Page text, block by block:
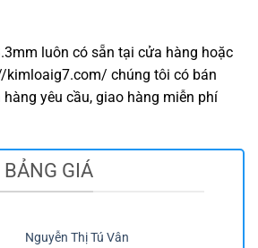
luôn có sẵn tại cửa hàng hoặc
kimloaig7.com/ chúng tôi có bán
yêu cầu, giao hàng miễn phí
GIÁ
Nguyễn Thị Tú Vân